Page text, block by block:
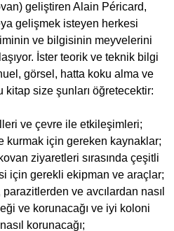
geliştiren Alain Péricard,
gelişmek isteyen herkesi
ve bilgisinin meyvelerini
İster teorik ve teknik bilgi
görsel, hatta koku alma ve
size şunları öğretecektir:
ve çevre ile etkileşimleri;
kurmak için gereken kaynaklar;
ziyaretleri sırasında çeşitli
için gerekli ekipman ve araçlar;
ve avcılardan nasıl
ve korunacağı ve iyi koloni
korunacağı;